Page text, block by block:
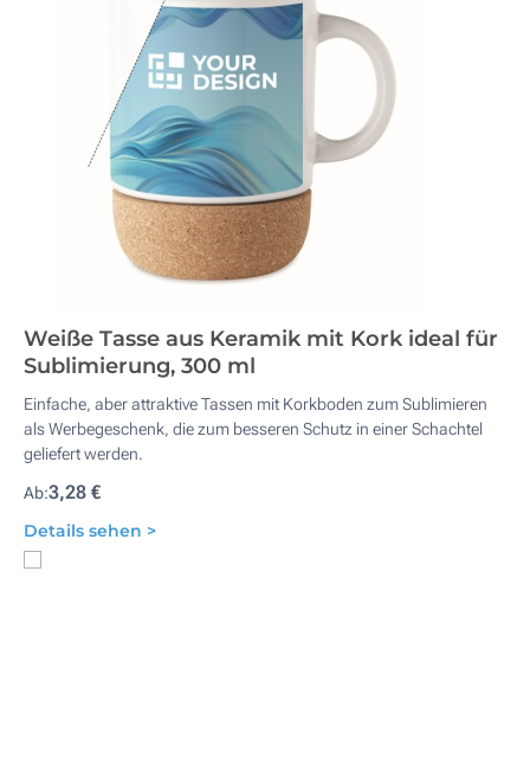
Weiße Tasse aus Keramik mit Kork ideal für
Sublimierung, 300 ml
Einfache, aber attraktive Tassen mit Korkboden zum Sublimieren
als Werbegeschenk, die zum besseren Schutz in einer Schachtel
geliefert werden.
Ab:3,28 €
Details sehen >